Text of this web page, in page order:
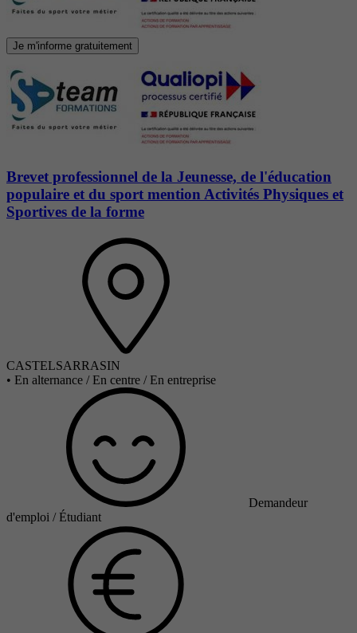
Je m'informe gratuitement
Brevet professionnel de la Jeunesse, de l'éducation
populaire et du sport mention Activités Physiques et
Sportives de la forme
CASTELSARRASIN
• En alternance / En centre / En entreprise
Demandeur
d'emploi / Étudiant